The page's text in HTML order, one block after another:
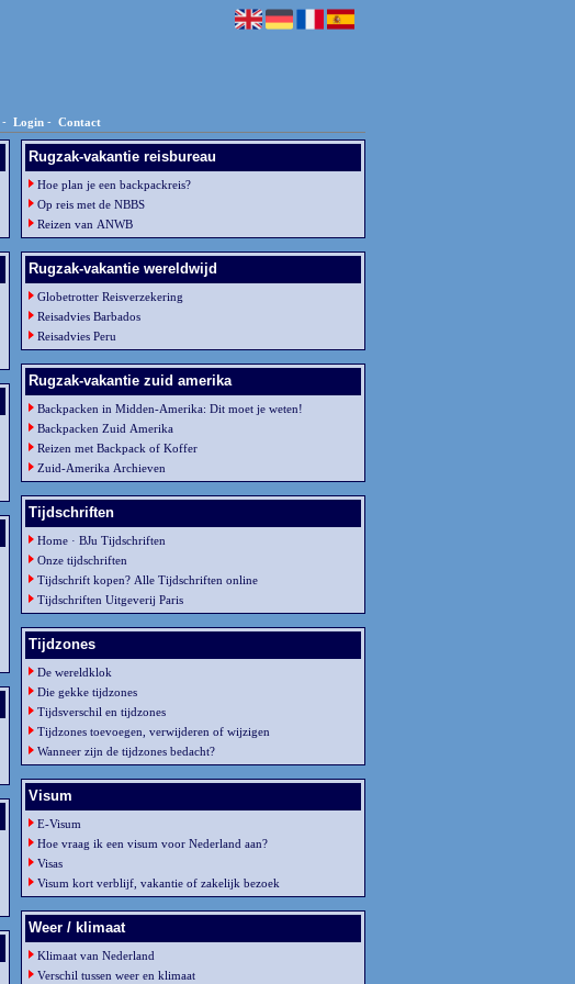
- Login - Contact
Rugzak-vakantie reisbureau
Hoe plan je een backpackreis?
Op reis met de NBBS
Reizen van ANWB
Rugzak-vakantie wereldwijd
Globetrotter Reisverzekering
Reisadvies Barbados
Reisadvies Peru
Rugzak-vakantie zuid amerika
Backpacken in Midden-Amerika: Dit moet je weten!
Backpacken Zuid Amerika
Reizen met Backpack of Koffer
Zuid-Amerika Archieven
Tijdschriften
Home · BJu Tijdschriften
Onze tijdschriften
Tijdschrift kopen? Alle Tijdschriften online
Tijdschriften Uitgeverij Paris
Tijdzones
De wereldklok
Die gekke tijdzones
Tijdsverschil en tijdzones
Tijdzones toevoegen, verwijderen of wijzigen
Wanneer zijn de tijdzones bedacht?
Visum
E-Visum
Hoe vraag ik een visum voor Nederland aan?
Visas
Visum kort verblijf, vakantie of zakelijk bezoek
Weer / klimaat
Klimaat van Nederland
Verschil tussen weer en klimaat